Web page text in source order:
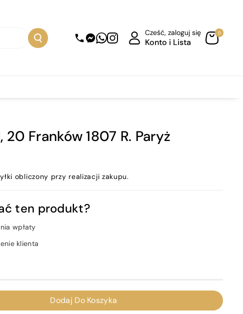
Cześć, zaloguj się
Konto i Lista
0
Franków 1807 R. Paryż
obliczony przy realizacji zakupu.
ten produkt?
wpłaty
klienta
Dodaj Do Koszyka